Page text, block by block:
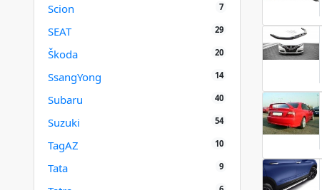
Scion 7
SEAT 29
Škoda 20
SsangYong 14
Subaru 40
Suzuki 54
TagAZ 10
Tata 9